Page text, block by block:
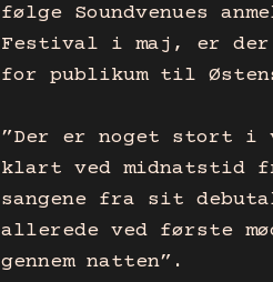
følge Soundvenues
Festival i maj, er
for publikum til
”Der er noget stort i
klart ved midnatstid
sangene fra sit
allerede ved første
gennem natten”.